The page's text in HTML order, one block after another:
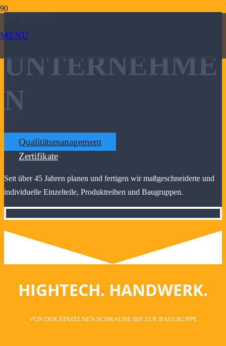
MENU
UNTERNEHME
N
Qualitätsmanagement
Zertifikate
Seit über 45 Jahren planen und fertigen wir maßgeschneiderte und
individuelle Einzelteile, Produktreihen und Baugruppen.
HIGHTECH. HANDWERK.
VON DER EINZELNEN SCHRAUBE BIS ZUR BAUGRUPPE